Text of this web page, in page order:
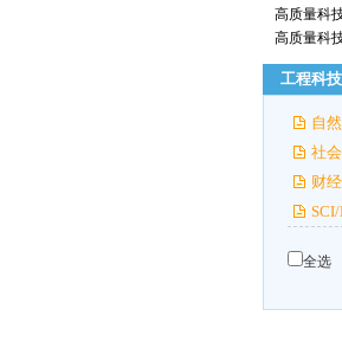
高质量科
高质量科
工程科
自
社
财
全选